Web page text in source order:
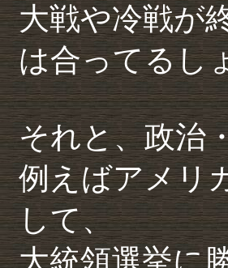
大戦や冷戦が
は合ってるし
それと、政治
例えばアメリ
して、
大統領選挙に